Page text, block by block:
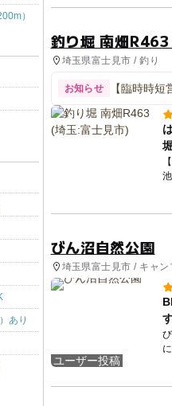
釣り堀 南畑
埼玉県富士見市 / 釣り
お知らせ 【臨時時
びん沼自然公園
埼玉県富士見市 / キャ
ユーザー投稿
）
あり